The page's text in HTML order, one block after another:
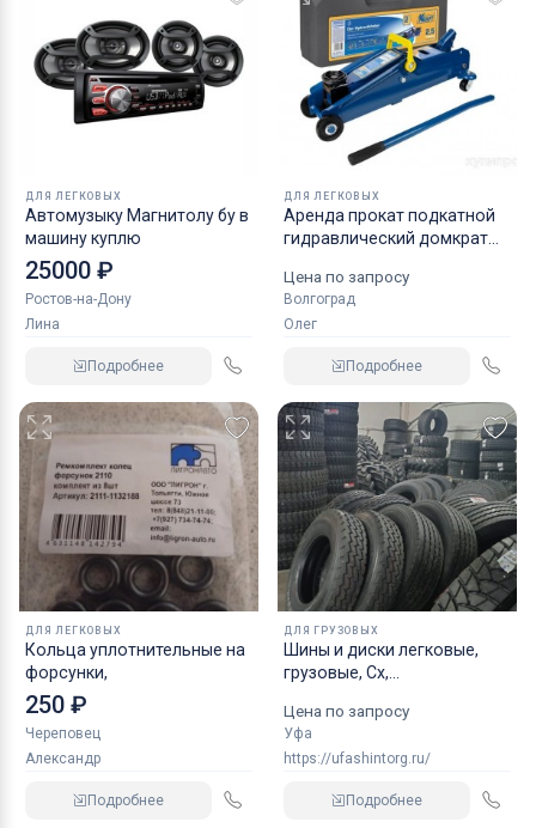
ДЛЯ ЛЕГКОВЫХ
Автомузыку Магнитолу бу в
машину куплю
25000 ₽
Ростов-на-Дону
Лина
Подробнее
ДЛЯ ЛЕГКОВЫХ
Аренда прокат подкатной
гидравлический домкрат
Цена по запросу
Волгоград
Олег
Подробнее
ДЛЯ ЛЕГКОВЫХ
Кольца уплотнительные на
форсунки,
250 ₽
Череповец
Александр
Подробнее
ДЛЯ ГРУЗОВЫХ
Шины и диски легковые,
грузовые, Сх,
Цена по запросу
Уфа
https://ufashintorg.ru/
Подробнее